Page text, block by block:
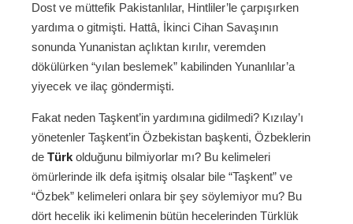
Dost ve müttefik Pakistanlılar, Hintliler’le çarpışırken
yardıma o gitmişti. Hattâ, İkinci Cihan Savaşının
sonunda Yunanistan açlıktan kırılır, veremden
dökülürken “yılan beslemek” kabilinden Yunanlılar’a
yiyecek ve ilaç göndermişti.
Fakat neden Taşkent’in yardımına gidilmedi? Kızılay’ı
yönetenler Taşkent’in Özbekistan başkenti, Özbeklerin
de Türk olduğunu bilmiyorlar mı? Bu kelimeleri
ömürlerinde ilk defa işitmiş olsalar bile “Taşkent” ve
“Özbek” kelimeleri onlara bir şey söylemiyor mu? Bu
dört hecelik iki kelimenin bütün hecelerinden Türklük